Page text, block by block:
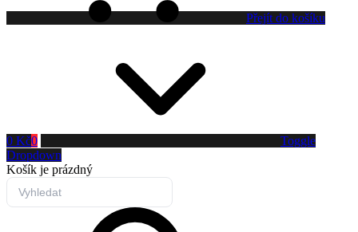
Přejít do košíku
0 Kč0
Toggle
Dropdown
Košík je prázdný